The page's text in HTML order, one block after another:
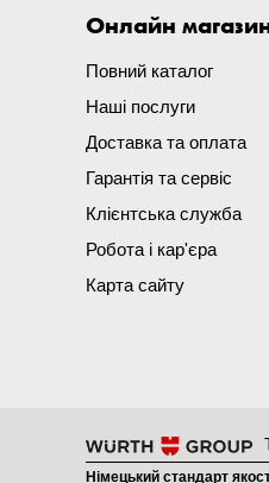
Онлайн
Повний каталог
Наші послуги
Доставка та оплата
Гарантія та сервіс
Клієнтська служба
Робота і кар'єра
Карта сайту
Німецький стандарт